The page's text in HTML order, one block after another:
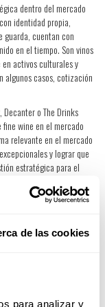
de las cookies
para analizar y
dentro del mercado
identidad propia,
guarda, cuentan con
en el tiempo. Son vinos
activos culturales y
algunos casos, cotización
Decanter o The Drinks
wine en el mercado
relevante en el mercado
y lograr que
estratégica para el
de guarda, la
los dos niveles del
vinos más demandados
y plataformas como: